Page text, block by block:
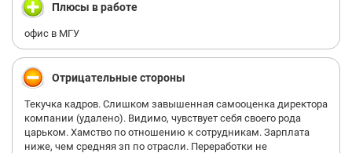
Плюсы в работе
офис в МГУ
Отрицательные стороны
Текучка кадров. Слишком завышенная самооценка директора
компании (удалено). Видимо, чувствует себя своего рода
царьком. Хамство по отношению к сотрудникам. Зарплата
ниже, чем средняя зп по отрасли. Переработки не